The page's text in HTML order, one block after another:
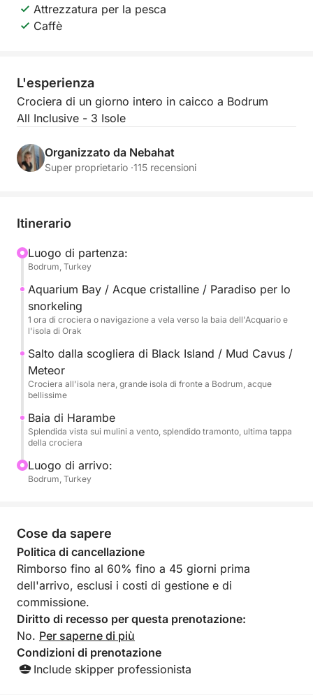
Attrezzatura per la pesca
Caffè
L'esperienza
Crociera di un giorno intero in caicco a Bodrum
All Inclusive - 3 Isole
Organizzato da Nebahat
Super proprietario ·115 recensioni
Itinerario
Luogo di partenza:
Bodrum, Turkey
Aquarium Bay / Acque cristalline / Paradiso per lo
snorkeling
1 ora di crociera o navigazione a vela verso la baia dell'Acquario e
l'isola di Orak
Salto dalla scogliera di Black Island / Mud Cavus /
Meteor
Crociera all'isola nera, grande isola di fronte a Bodrum, acque
bellissime
Baia di Harambe
Splendida vista sui mulini a vento, splendido tramonto, ultima tappa
della crociera
Luogo di arrivo:
Bodrum, Turkey
Cose da sapere
Politica di cancellazione
Rimborso fino al 60% fino a 45 giorni prima
dell'arrivo, esclusi i costi di gestione e di
commissione.
Diritto di recesso per questa prenotazione:
No. Per saperne di più
Condizioni di prenotazione
Include skipper professionista